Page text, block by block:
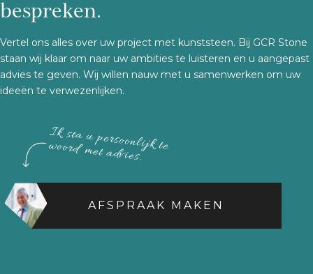
bespreken.
Vertel ons alles over uw project met kunststeen. Bij GCR Stone
staan wij klaar om naar uw ambities te luisteren en u aangepast
advies te geven. Wij willen nauw met u samenwerken om uw
ideeën te verwezenlijken.
Ik sta u persoonlijk te woord met advies.
AFSPRAAK MAKEN